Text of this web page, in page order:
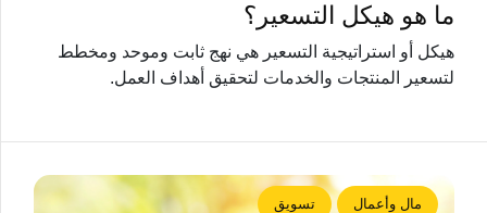
ما هو هيكل التسعير؟
هيكل أو استراتيجية التسعير هي نهج ثابت وموحد ومخطط
لتسعير المنتجات والخدمات لتحقيق أهداف العمل.
مال وأعمال تسويق